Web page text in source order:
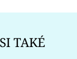
TAKÉ